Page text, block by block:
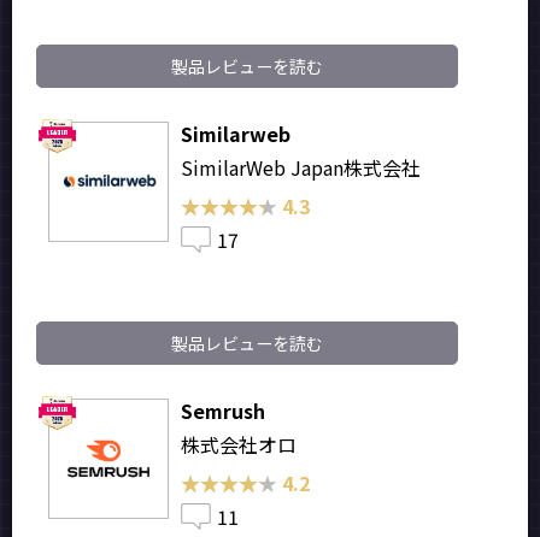
製品レビューを読む
Similarweb
SimilarWeb Japan株式会社
★★★★★
★★★★★ 4.3
17
製品レビューを読む
Semrush
株式会社オロ
★★★★★
★★★★★ 4.2
11